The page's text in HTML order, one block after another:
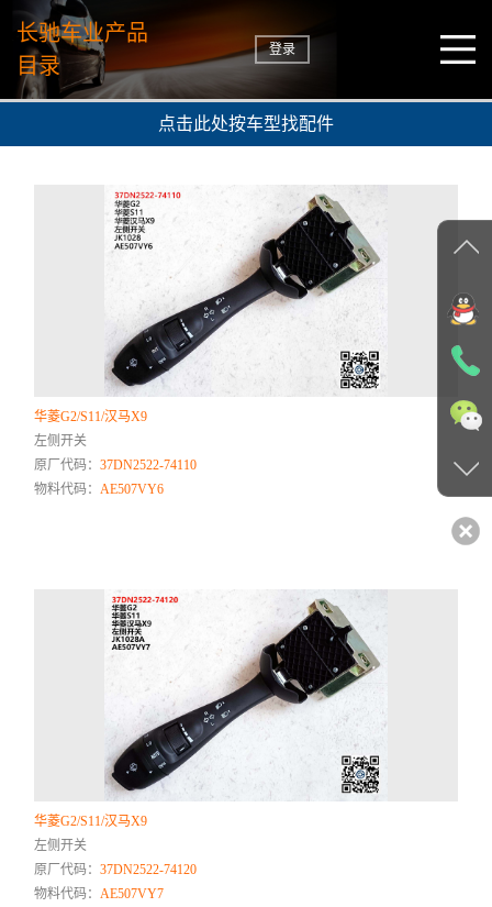
长驰车业产品
目录
登录
点击此处按车型找配件
华菱G2/S11/汉马X9
左侧开关
原厂代码：37DN2522-74110
物料代码：AE507VY6
华菱G2/S11/汉马X9
左侧开关
原厂代码：37DN2522-74120
物料代码：AE507VY7